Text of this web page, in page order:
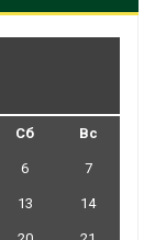
Сб Вс
6 7
13 14